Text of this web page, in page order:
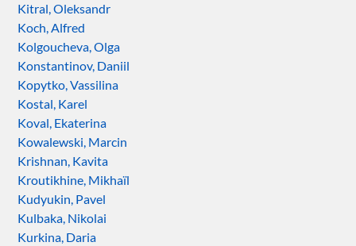
Kitral, Oleksandr
Koch, Alfred
Kolgoucheva, Olga
Konstantinov, Daniil
Kopytko, Vassilina
Kostal, Karel
Koval, Ekaterina
Kowalewski, Marcin
Krishnan, Kavita
Kroutikhine, Mikhaïl
Kudyukin, Pavel
Kulbaka, Nikolai
Kurkina, Daria